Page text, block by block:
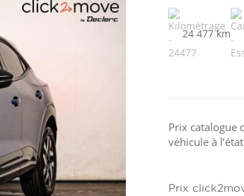
24 477 km
Prix catalogue
véhicule à
Prix